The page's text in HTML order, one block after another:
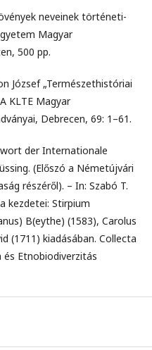
neveinek történeti-
Magyar
500 pp.
József „Természethistóriai
KLTE Magyar
Debrecen, 69: 1–61.
der Internationale
(Előszó a Németújvári
részéről). – In: Szabó T.
kezdetei: Stirpium
B(eythe) (1583), Carolus
(1711) kiadásában. Collecta
és Etnobiodiverzitás